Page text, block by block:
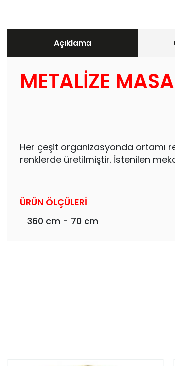
Açıklama
METALİZE
Her çeşit organizasyonda ortamı
renklerde üretilmiştir. İstenilen
ÜRÜN ÖLÇÜLERİ
360 cm - 70 cm